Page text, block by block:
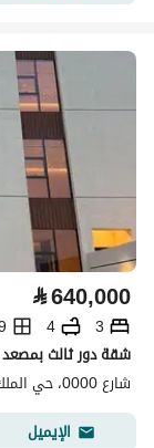
⃁640,000
3
4
شقة دور ثالث
شارع 0000، حي الملك فهد، أبو عريش
الإيميل